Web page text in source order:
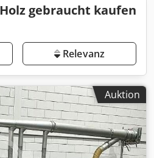
gebraucht kaufen
Relevanz
Auktion